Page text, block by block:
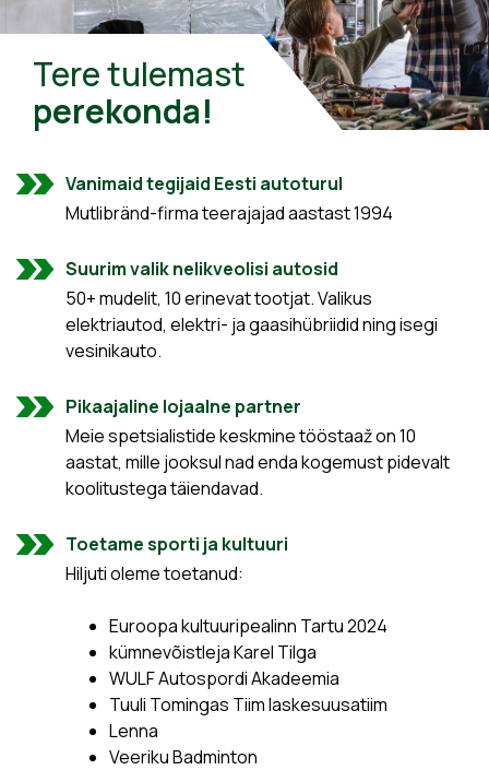
Tere tulemast
perekonda!
Vanimaid tegijaid Eesti autoturul
Mutlibränd-firma teerajajad aastast 1994
Suurim valik nelikveolisi autosid
50+ mudelit, 10 erinevat tootjat. Valikus
elektriautod, elektri- ja gaasihübriidid ning isegi
vesinikauto.
Pikaajaline lojaalne partner
Meie spetsialistide keskmine tööstaaž on 10
aastat, mille jooksul nad enda kogemust pidevalt
koolitustega täiendavad.
Toetame sporti ja kultuuri
Hiljuti oleme toetanud:
Euroopa kultuuripealinn Tartu 2024
kümnevõistleja Karel Tilga
WULF Autospordi Akadeemia
Tuuli Tomingas Tiim laskesuusatiim
Lenna
Veeriku Badminton